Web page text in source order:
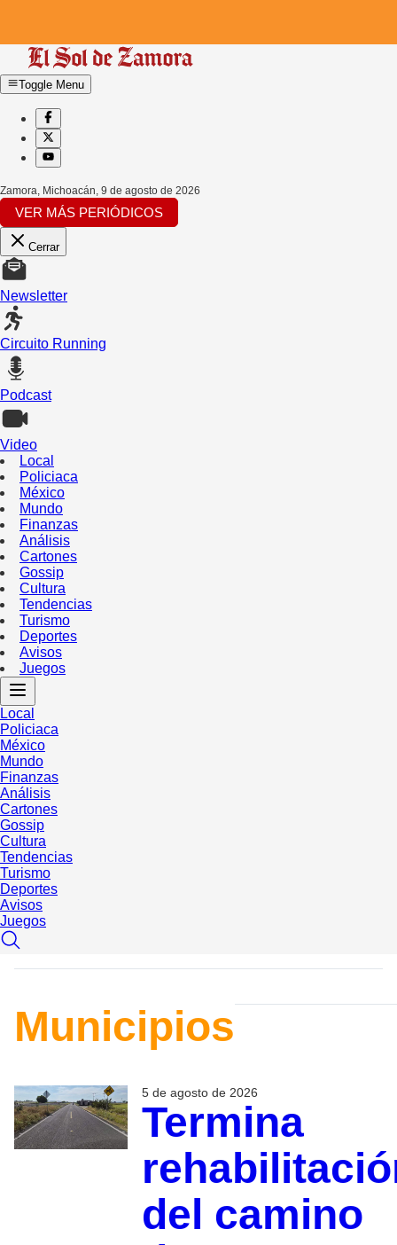
Toggle Menu
Zamora, Michoacán, 9 de agosto de 2026
VER MÁS PERIÓDICOS
Cerrar
Newsletter
Circuito Running
Podcast
Video
Local
Policiaca
México
Mundo
Finanzas
Análisis
Cartones
Gossip
Cultura
Tendencias
Turismo
Deportes
Avisos
Juegos
Local
Policiaca
México
Mundo
Finanzas
Análisis
Cartones
Gossip
Cultura
Tendencias
Turismo
Deportes
Avisos
Juegos
Municipios
5 de agosto de 2026
Termina
del camino